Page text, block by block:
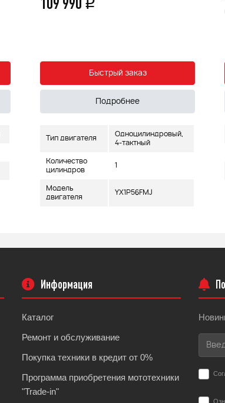
q
Быстрый заказ
Подробнее
Тип двигателя
Одноцилиндровый,
4-тактный
Количество
цилиндров
1
Модель
двигателя
YX1P56FMJ
Информация
Каталог
Ремонт и обслуживание
Покупка техники в кредит от 0%
Программа приобретения мототехники
"Trade-in"